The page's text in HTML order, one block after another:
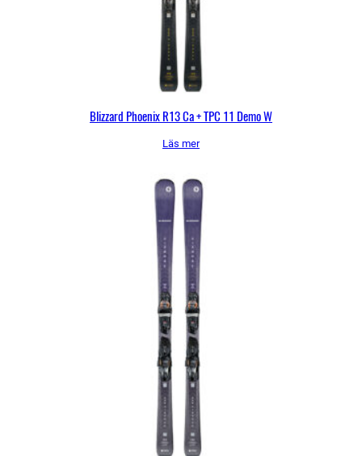
Blizzard Phoenix R13 Ca + TPC 11 Demo W
Läs mer